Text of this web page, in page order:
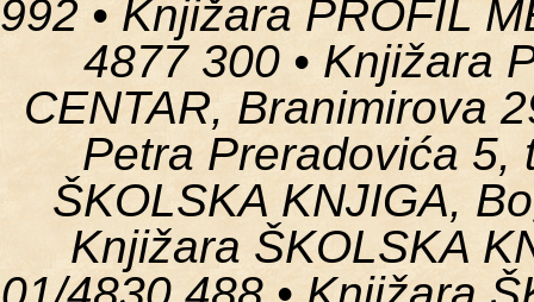
992 • Knjižara PROFIL
4877 300 • Knjižara
CENTAR, Branimirova
Petra Preradovića 5,
ŠKOLSKA KNJIGA,
Knjižara ŠKOLSKA